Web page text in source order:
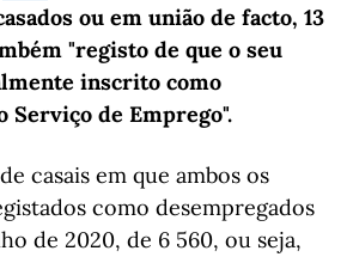
ou em união de facto, 13
"registo de que o seu
inscrito como
Serviço de Emprego".
casais em que ambos os
como desempregados
de 2020, de 6 560, ou seja,